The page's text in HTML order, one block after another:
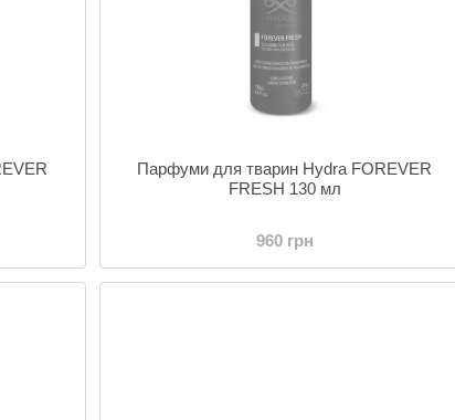
Парфуми для тварин Hydra FOREVER
FRESH 130 мл
960 грн